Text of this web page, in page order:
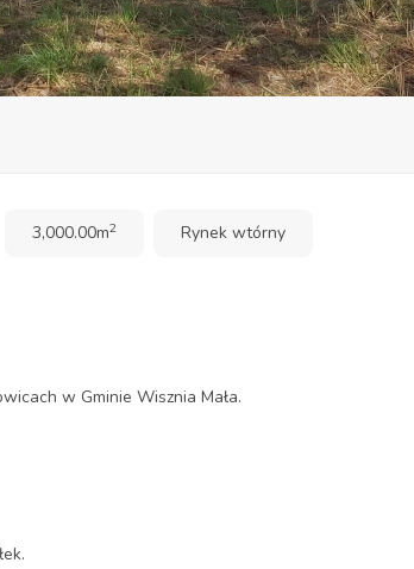
3,000.00m2 Rynek wtórny
w Gminie Wisznia Mała.